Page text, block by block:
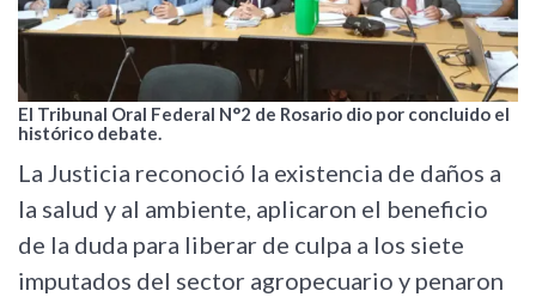
El Tribunal Oral Federal N°2 de Rosario dio por concluido el
histórico debate.
La Justicia reconoció la existencia de daños a
la salud y al ambiente, aplicaron el beneficio
de la duda para liberar de culpa a los siete
imputados del sector agropecuario y penaron